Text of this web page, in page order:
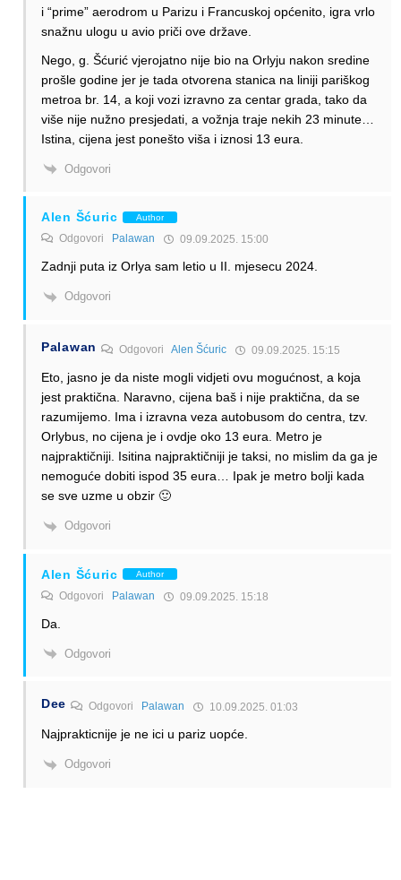
i “prime” aerodrom u Parizu i Francuskoj općenito, igra vrlo
snažnu ulogu u avio priči ove države.
Nego, g. Šćurić vjerojatno nije bio na Orlyju nakon sredine
prošle godine jer je tada otvorena stanica na liniji pariškog
metroa br. 14, a koji vozi izravno za centar grada, tako da
više nije nužno presjedati, a vožnja traje nekih 23 minute…
Istina, cijena jest ponešto viša i iznosi 13 eura.
Odgovori
Alen Šćuric Author
Odgovori Palawan 09.09.2025. 15:00
Zadnji puta iz Orlya sam letio u II. mjesecu 2024.
Odgovori
Palawan Odgovori Alen Šćuric 09.09.2025. 15:15
Eto, jasno je da niste mogli vidjeti ovu mogućnost, a koja
jest praktična. Naravno, cijena baš i nije praktična, da se
razumijemo. Ima i izravna veza autobusom do centra, tzv.
Orlybus, no cijena je i ovdje oko 13 eura. Metro je
najpraktičniji. Isitina najpraktičniji je taksi, no mislim da ga je
nemoguće dobiti ispod 35 eura… Ipak je metro bolji kada
se sve uzme u obzir 🙂
Odgovori
Alen Šćuric Author
Odgovori Palawan 09.09.2025. 15:18
Da.
Odgovori
Dee Odgovori Palawan 10.09.2025. 01:03
Najprakticnije je ne ici u pariz uopće.
Odgovori